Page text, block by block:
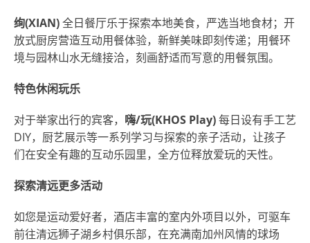
绚(XIAN)全日餐厅乐于探索本地美食，严选当地食材；开
放式厨房营造互动用餐体验，新鲜美味即刻传递；用餐环
境与园林山水无缝接洽，刻画舒适而写意的用餐氛围。
特色休闲玩乐
对于举家出行的宾客， 嗨/玩(KHOS Play)每日设有手工艺
DIY，厨艺展示等一系列学习与探索的亲子活动，让孩子
们在安全有趣的互动乐园里，全方位释放爱玩的天性。
探索清远更多活动
如您是运动爱好者，酒店丰富的室内外项目以外，可驱车
前往清远狮子湖乡村俱乐部， 在充满南加州风情的球场